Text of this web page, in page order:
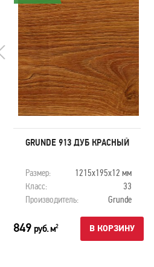
GRUNDE 913 ДУБ КРАСНЫЙ
Размер:
1215х195х12 мм
Класс:
33
Производитель:
Grunde
849 руб. м2 В КОРЗИНУ